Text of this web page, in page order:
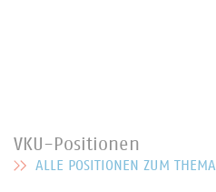
VKU-Positionen
MEHR ZU VKU-POSITIONEN
ALLE POSITIONEN ZUM THEMA